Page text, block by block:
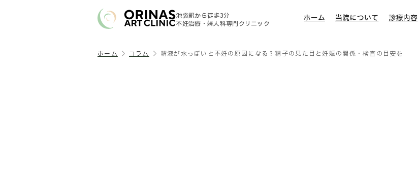
池袋駅から徒歩3分
不妊治療・婦人科専門クリニック
ホーム 当院について 診療内容
ホーム コラム 精液が水っぽいと不妊の原因になる？精子の見た目と妊娠の関係・検査の目安を